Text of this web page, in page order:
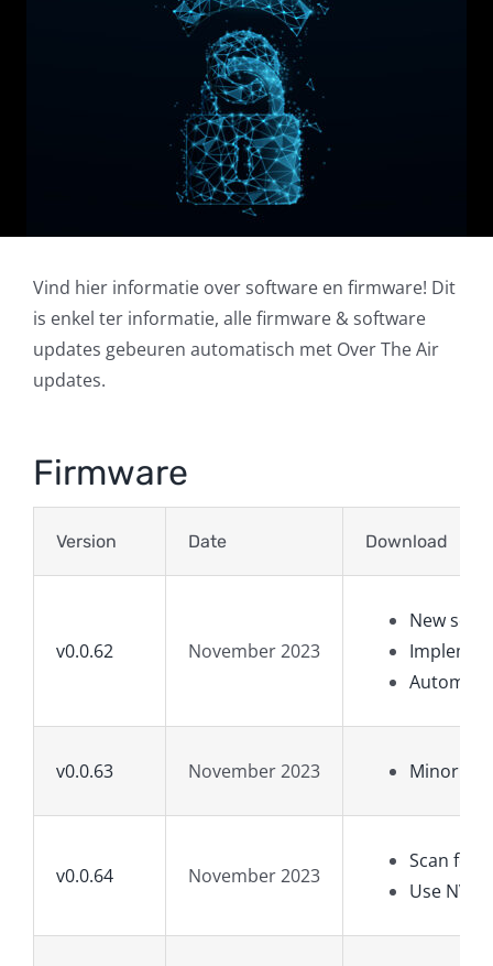
Vind hier informatie over software en firmware! Dit
is enkel ter informatie, alle firmware & software
updates gebeuren automatisch met Over The Air
updates.
Firmware
Version Date Download
v0.0.62 November 2023
New
v0.0.63 November 2023 Minor
v0.0.64 November 2023
Scan for
Use NVS